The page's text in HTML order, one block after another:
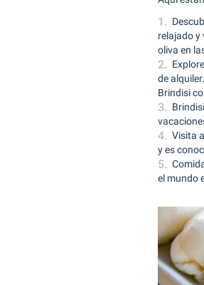
relajado y
oliva en
de
Brindisi
Visita
y es
el mundo